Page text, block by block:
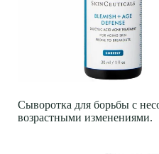
Сыворотка для борьбы с
возрастными изменениями.